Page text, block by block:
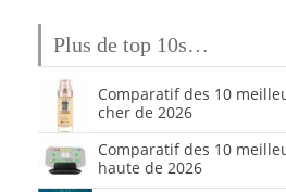
Plus de top 10s…
Comparatif des 10
cher de 2026
Comparatif des 10
haute de 2026